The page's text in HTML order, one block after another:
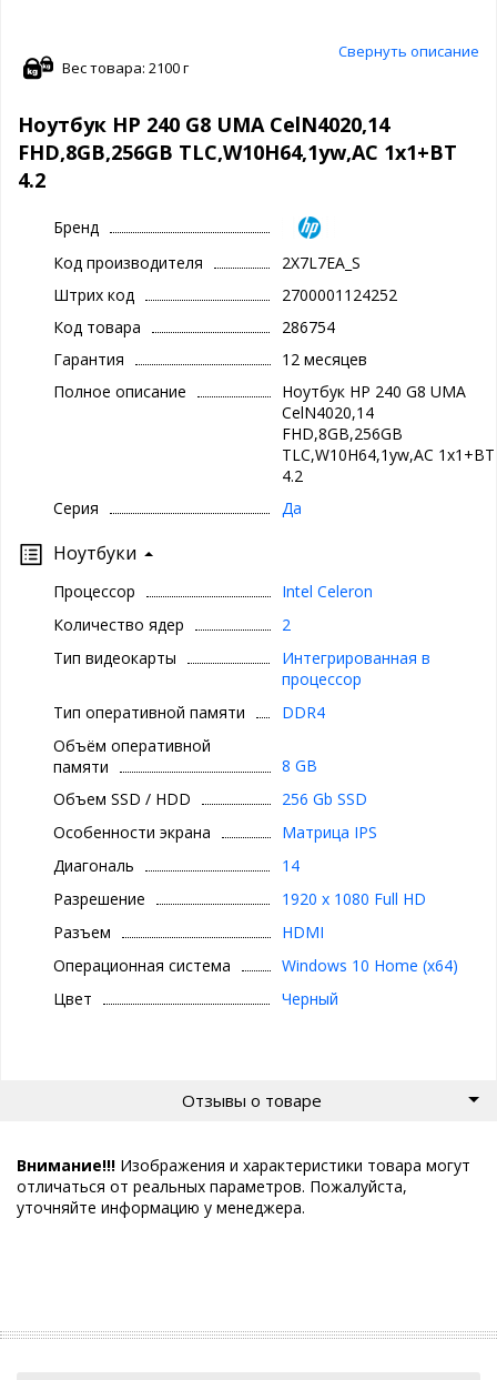
Свернуть описание
Вес товара: 2100 г
Ноутбук HP 240 G8 UMA CelN4020,14
FHD,8GB,256GB TLC,W10H64,1yw,AC 1x1+BT
4.2
Бренд
Код производителя
2X7L7EA_S
Штрих код
2700001124252
Код товара
286754
Гарантия
12 месяцев
Полное описание
Ноутбук HP 240 G8 UMA
CelN4020,14
FHD,8GB,256GB
TLC,W10H64,1yw,AC 1x1+BT
4.2
Серия
Да
Ноутбуки
Процессор
Intel Celeron
Количество ядер
2
Тип видеокарты
Интегрированная в
процессор
Тип оперативной памяти
DDR4
Объём оперативной
памяти
8 GB
Объем SSD / HDD
256 Gb SSD
Особенности экрана
Матрица IPS
Диагональ
14
Разрешение
1920 x 1080 Full HD
Разъем
HDMI
Операционная система
Windows 10 Home (x64)
Цвет
Черный
Отзывы о товаре
Внимание!!! Изображения и характеристики товара могут
отличаться от реальных параметров. Пожалуйста,
уточняйте информацию у менеджера.